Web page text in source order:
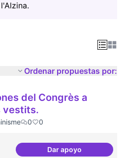
Ordenar propuestas por:
del Congrès a
vestits.
0 0
Dar apoyoLa vida de les